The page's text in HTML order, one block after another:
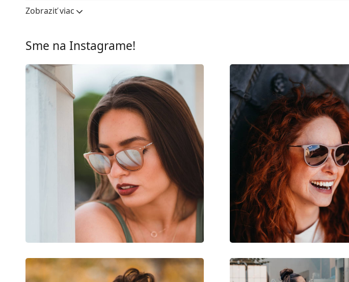
Šírka očnice:
48 mm
Rám
Tvar rámu:
Cat Eye
Farba rámov:
Čierna
Materiál rámov:
Plast
XS
120 mm
Dĺžka stranice:
130 mm
Šírka mostíka:
17 mm
80 g
Nastaviteľné sedielka:
Áno
Čistiaca handrička:
Zobraziť viac
Sme na Instagrame!